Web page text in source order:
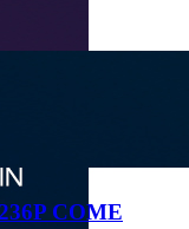
COME